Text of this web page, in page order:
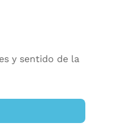
y sentido de la